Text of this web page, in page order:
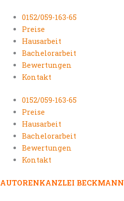
0152/059-163-65
Preise
Hausarbeit
Bachelorarbeit
Bewertungen
Kontakt
0152/059-163-65
Preise
Hausarbeit
Bachelorarbeit
Bewertungen
Kontakt
AUTORENKANZLEI BECKMANN